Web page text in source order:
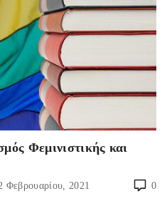
Φεμινιστικής και
0
Φεβρουαρίου, 2021